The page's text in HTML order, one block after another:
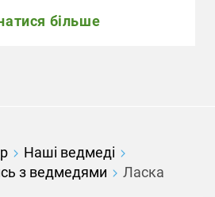
більше
Наші ведмеді
з ведмедями
Ласка